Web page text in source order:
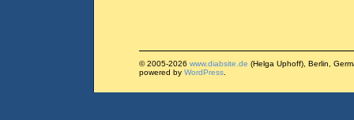
© 2005-2026 www.diabsite.de (Helga Uphoff), Berlin,
powered by WordPress.